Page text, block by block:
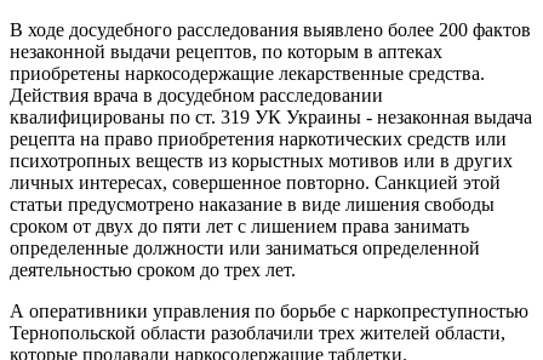
В ходе досудебного расследования выявлено более 200 фактов
незаконной выдачи рецептов, по которым в аптеках
приобретены наркосодержащие лекарственные средства.
Действия врача в досудебном расследовании
квалифицированы по ст. 319 УК Украины - незаконная выдача
рецепта на право приобретения наркотических средств или
психотропных веществ из корыстных мотивов или в других
личных интересах, совершенное повторно. Санкцией этой
статьи предусмотрено наказание в виде лишения свободы
сроком от двух до пяти лет с лишением права занимать
определенные должности или заниматься определенной
деятельностью сроком до трех лет.
А оперативники управления по борьбе с наркопреступностью
Тернопольской области разоблачили трех жителей области,
которые продавали наркосодержащие таблетки.